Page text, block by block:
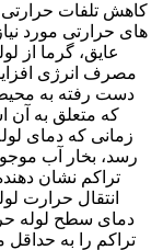
های حرارتی مورد
عایق، گرما از
مصرف انرژی
دست رفته به
زمانی که دمای
رسد، بخار آب
تراکم نشان
انتقال حرارت
دمای سطح لوله